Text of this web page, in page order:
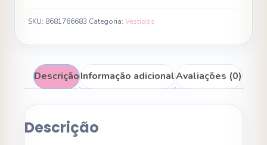
SKU: 8681766683 Categoria: Vestidos
DescriçãoInformação adicionalAvaliações (0)
Descrição